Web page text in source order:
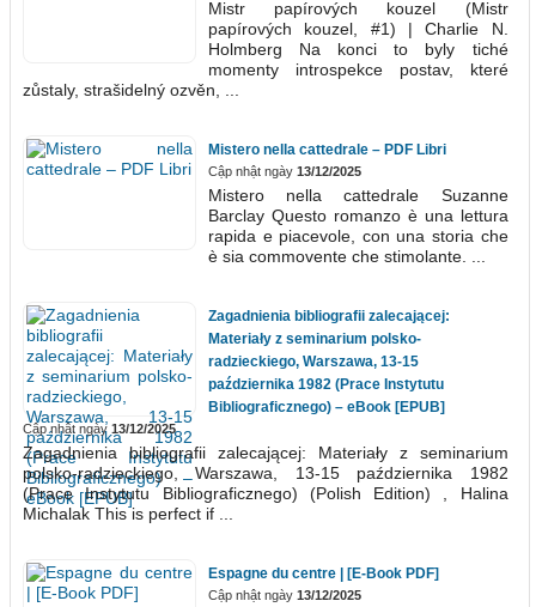
Mistr papírových kouzel (Mistr
papírových kouzel, #1) | Charlie N.
Holmberg Na konci to byly tiché
momenty introspekce postav, které
zůstaly, strašidelný ozvěn, ...
Mistero nella cattedrale – PDF Libri
Cập nhật ngày 13/12/2025
Mistero nella cattedrale Suzanne
Barclay Questo romanzo è una lettura
rapida e piacevole, con una storia che
è sia commovente che stimolante. ...
Zagadnienia bibliografii zalecającej:
Materiały z seminarium polsko-
radzieckiego, Warszawa, 13-15
października 1982 (Prace Instytutu
Bibliograficznego) – eBook [EPUB]
Cập nhật ngày 13/12/2025
Zagadnienia bibliografii zalecającej: Materiały z seminarium
polsko-radzieckiego, Warszawa, 13-15 października 1982
(Prace Instytutu Bibliograficznego) (Polish Edition) , Halina
Michalak This is perfect if ...
Espagne du centre | [E-Book PDF]
Cập nhật ngày 13/12/2025